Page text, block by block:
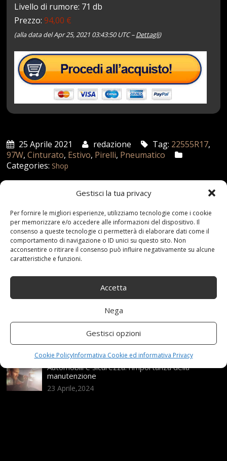
Gestisci la tua privacy
Per fornire le migliori esperienze, utilizziamo tecnologie come i cookie
per memorizzare e/o accedere alle informazioni del dispositivo. Il
consenso a queste tecnologie ci permetterà di elaborare dati come il
comportamento di navigazione o ID unici su questo sito. Non
acconsentire o ritirare il consenso può influire negativamente su alcune
caratteristiche e funzioni.
Accetta
Nega
Gestisci opzioni
Cookie PolicyInformativa Cookie ed informativa Privacy
Livello di rumore: 71 db
Prezzo:94,00 €
(alla data del Apr 25, 2021 03:43:50 UTC –Dettagli)
25 Aprile 2021 redazione Tag: 22555R17,
97W,Cinturato, Estivo, Pirelli, Pneumatico
Categories: Shop
Assicurazione auto e sostituzione lunotto: le cose
da sapere
21 Aprile,2026
Range Rover: un’icona tra i luxury SUV
25 Novembre,2024
Nuova MG ZS Hybrid+: i SUV si fanno ibridi
24 Novembre,2024
Automobili e sicurezza: l’importanza della
manutenzione
23 Aprile,2024